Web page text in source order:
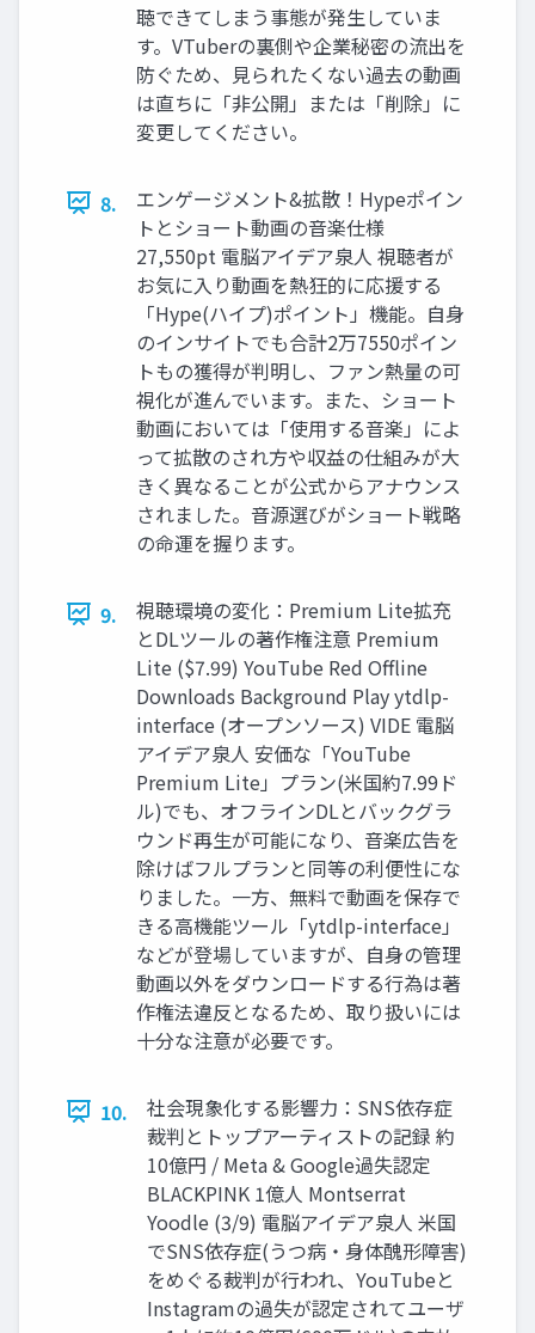
聴できてしまう事態が発生していま
す。VTuberの裏側や企業秘密の流出を
防ぐため、見られたくない過去の動画
は直ちに「非公開」または「削除」に
変更してください。
8.
エンゲージメント&拡散！Hypeポイン
トとショート動画の音楽仕様
27,550pt 電脳アイデア泉人 視聴者が
お気に入り動画を熱狂的に応援する
「Hype(ハイプ)ポイント」機能。自身
のインサイトでも合計2万7550ポイン
トもの獲得が判明し、ファン熱量の可
視化が進んでいます。また、ショート
動画においては「使用する音楽」によ
って拡散のされ方や収益の仕組みが大
きく異なることが公式からアナウンス
されました。音源選びがショート戦略
の命運を握ります。
9.
視聴環境の変化：Premium Lite拡充
とDLツールの著作権注意 Premium
Lite ($7.99) YouTube Red Offline
Downloads Background Play ytdlp-
interface (オープンソース) VIDE 電脳
アイデア泉人 安価な「YouTube
Premium Lite」プラン(米国約7.99ド
ル)でも、オフラインDLとバックグラ
ウンド再生が可能になり、音楽広告を
除けばフルプランと同等の利便性にな
りました。一方、無料で動画を保存で
きる高機能ツール「ytdlp-interface」
などが登場していますが、自身の管理
動画以外をダウンロードする行為は著
作権法違反となるため、取り扱いには
十分な注意が必要です。
10.
社会現象化する影響力：SNS依存症
裁判とトップアーティストの記録 約
10億円 / Meta & Google過失認定
BLACKPINK 1億人 Montserrat
Yoodle (3/9) 電脳アイデア泉人 米国
でSNS依存症(うつ病・身体醜形障害)
をめぐる裁判が行われ、YouTubeと
Instagramの過失が認定されてユーザ